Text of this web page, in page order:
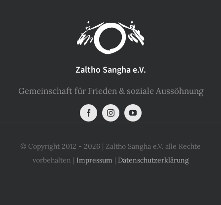
Zaltho Sangha e.V.
Gemeinschaft für Frieden & soziale Aussöhnung
© Copyright 2012 - 2026 | Zaltho Sangha e.V. alle Rechte
vorbehalten | Impressum | Datenschutzerklärung